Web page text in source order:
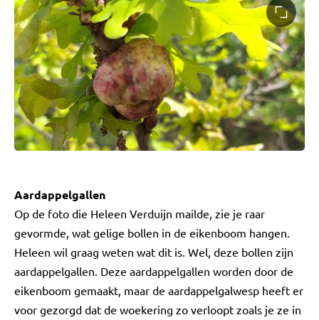
Aardappelgallen
Op de foto die Heleen Verduijn mailde, zie je raar
gevormde, wat gelige bollen in de eikenboom hangen.
Heleen wil graag weten wat dit is. Wel, deze bollen zijn
aardappelgallen. Deze aardappelgallen worden door de
eikenboom gemaakt, maar de aardappelgalwesp heeft er
voor gezorgd dat de woekering zo verloopt zoals je ze in